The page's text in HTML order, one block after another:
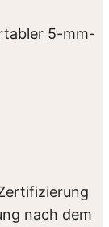
5-mm-
nach dem